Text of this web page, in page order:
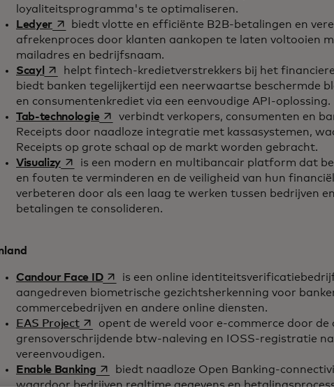
loyaliteitsprogramma's te optimaliseren.
Ledyeropens in a new tab
biedt vlotte en efficiënte B2B-betalingen en
afrekenproces door klanten aankopen te laten voltooien
mailadres en bedrijfsnaam.
Scayl
opens in a new tab
helpt fintech-kredietverstrekkers bij het
biedt banken tegelijkertijd een neerwaartse beschermde
en consumentenkrediet via een eenvoudige API-oplossing.
Tab-technologieopens in a new tab
verbindt verkopers, consumenten en
Receipts door naadloze integratie met kassasystemen,
Receipts op grote schaal op de markt worden gebracht.
Visualizyopens in a new tab
is een modern en multibancair platform dat
en fouten te verminderen en de veiligheid van hun
verbeteren door als een laag te werken tussen bedrijven
betalingen te consolideren.
Candour Face IDopens in a new tab
is een online
aangedreven biometrische gezichtsherkenning voor
commercebedrijven en andere online diensten.
EAS Projectopens in a new tab
opent de wereld voor e-commerce door de
grensoverschrijdende btw-naleving en IOSS-registratie
vereenvoudigen.
Enable Bankingopens in a new tab
biedt naadloze Open Banking-